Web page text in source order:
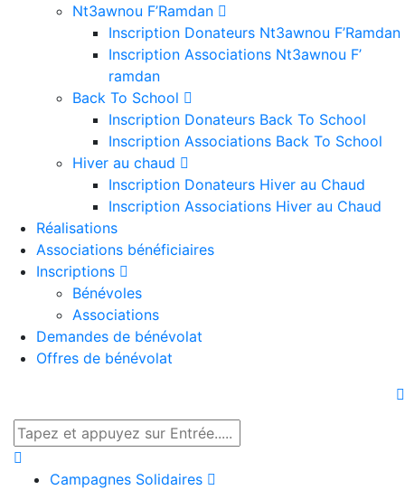
Nt3awnou F’Ramdan
Inscription Donateurs Nt3awnou F’Ramdan
Inscription Associations Nt3awnou F’
ramdan
Back To School
Inscription Donateurs Back To School
Inscription Associations Back To School
Hiver au chaud
Inscription Donateurs Hiver au Chaud
Inscription Associations Hiver au Chaud
Réalisations
Associations bénéficiaires
Inscriptions
Bénévoles
Associations
Demandes de bénévolat
Offres de bénévolat
Campagnes Solidaires